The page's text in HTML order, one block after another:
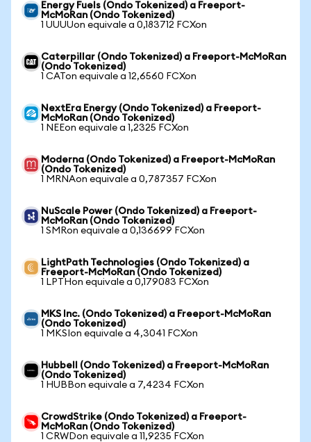
Energy Fuels (Ondo Tokenized) a Freeport-
McMoRan (Ondo Tokenized)
1 UUUUon equivale a 0,183712 FCXon
Caterpillar (Ondo Tokenized) a Freeport-McMoRan
(Ondo Tokenized)
1 CATon equivale a 12,6560 FCXon
NextEra Energy (Ondo Tokenized) a Freeport-
McMoRan (Ondo Tokenized)
1 NEEon equivale a 1,2325 FCXon
Moderna (Ondo Tokenized) a Freeport-McMoRan
(Ondo Tokenized)
1 MRNAon equivale a 0,787357 FCXon
NuScale Power (Ondo Tokenized) a Freeport-
McMoRan (Ondo Tokenized)
1 SMRon equivale a 0,136699 FCXon
LightPath Technologies (Ondo Tokenized) a
Freeport-McMoRan (Ondo Tokenized)
1 LPTHon equivale a 0,179083 FCXon
MKS Inc. (Ondo Tokenized) a Freeport-McMoRan
(Ondo Tokenized)
1 MKSIon equivale a 4,3041 FCXon
Hubbell (Ondo Tokenized) a Freeport-McMoRan
(Ondo Tokenized)
1 HUBBon equivale a 7,4234 FCXon
CrowdStrike (Ondo Tokenized) a Freeport-
McMoRan (Ondo Tokenized)
1 CRWDon equivale a 11,9235 FCXon